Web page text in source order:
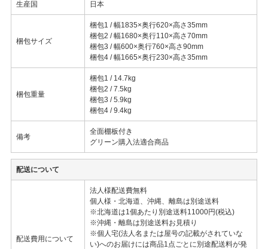
生産国 日本
梱包サイズ
梱包1 / 幅1835×奥行620×高さ35mm
梱包2 / 幅1680×奥行110×高さ70mm
梱包3 / 幅600×奥行760×高さ90mm
梱包4 / 幅1665×奥行230×高さ35mm
梱包重量
梱包1 / 14.7kg
梱包2 / 7.5kg
梱包3 / 5.9kg
梱包4 / 9.4kg
備考
全面棚板付き
グリーン購入法適合商品
配送について
配送費用について
法人様配送費無料
個人様・北海道、沖縄、離島は別途送料
※北海道は1個あたり別途送料11000円(税込)
※沖縄・離島は別途送料お見積り
※個人宅(法人名または屋号の記載がされていな
い)へのお届けには商品1点ごとに別途配送料が発